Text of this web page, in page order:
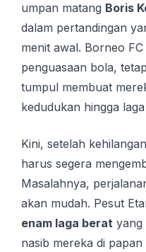
umpan matang Boris
dalam pertandingan
menit awal. Borneo
penguasaan bola,
tumpul membuat
kedudukan hingga
Kini, setelah
harus segera
Masalahnya,
akan mudah. Pesut
enam laga berat yang
nasib mereka di papan